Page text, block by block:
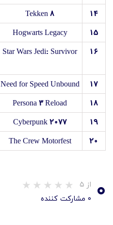
۱۴
Tekken 8
۱۵
Hogwarts Legacy
۱۶
Star Wars Jedi: Survivor
۱۷
Need for Speed Unbound
۱۸
Persona 3 Reload
۱۹
Cyberpunk 2077
۲۰
The Crew Motorfest
۰ از ۵
۰ مشارکت کننده